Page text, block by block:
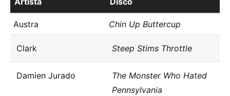
Austra Chin Up Buttercup
Clark Steep Stims Throttle
Damien Jurado
The Monster Who Hated
Pennsylvania